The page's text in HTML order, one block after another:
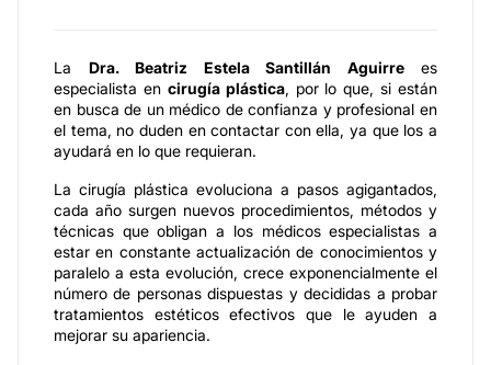
La Dra. Beatriz Estela Santillán Aguirrees
especialista en cirugía plástica, por lo que, si están
en busca de un médico de confianza y profesional en
el tema, no duden en contactar con ella, ya que los a
ayudará en lo que requieran.
La cirugía plástica evoluciona a pasos agigantados,
cada año surgen nuevos procedimientos, métodos y
técnicas que obligan a los médicos especialistas a
estar en constante actualización de conocimientos y
paralelo a esta evolución, crece exponencialmente el
número de personas dispuestas y decididas a probar
tratamientos estéticos efectivos que le ayuden a
mejorar su apariencia.